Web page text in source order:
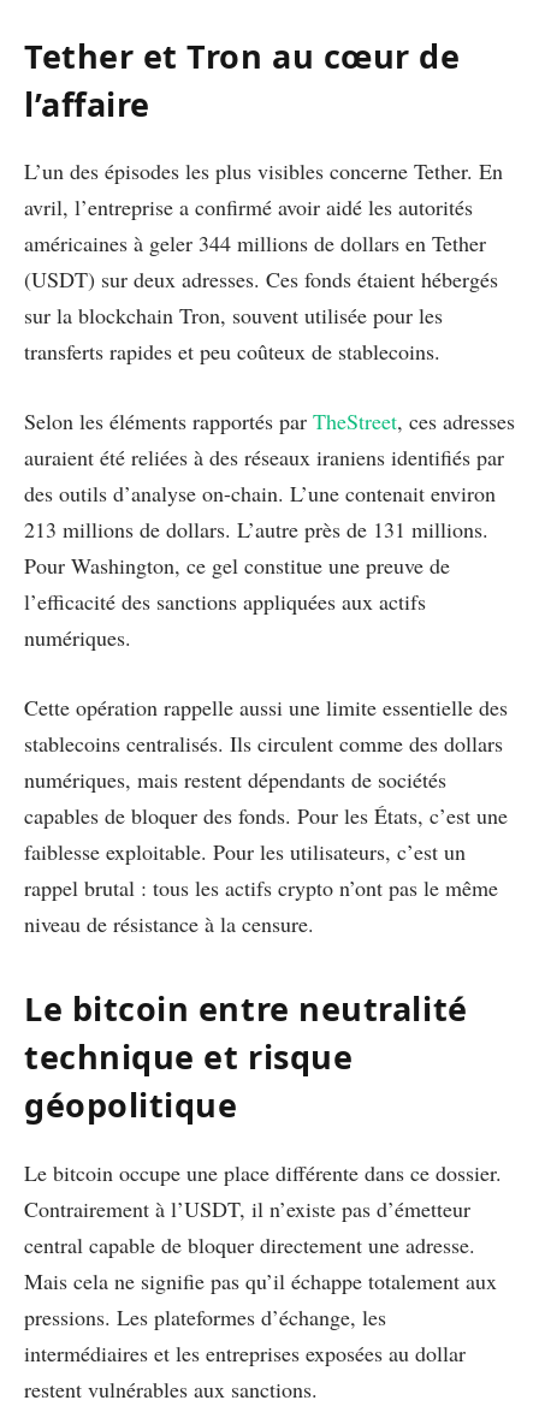
Tether et Tron au cœur de
l’affaire
L’un des épisodes les plus visibles concerne Tether. En
avril, l’entreprise a confirmé avoir aidé les autorités
américaines à geler 344 millions de dollars en Tether
(USDT) sur deux adresses. Ces fonds étaient hébergés
sur la blockchain Tron, souvent utilisée pour les
transferts rapides et peu coûteux de stablecoins.
Selon les éléments rapportés par TheStreet, ces adresses
auraient été reliées à des réseaux iraniens identifiés par
des outils d’analyse on-chain. L’une contenait environ
213 millions de dollars. L’autre près de 131 millions.
Pour Washington, ce gel constitue une preuve de
l’efficacité des sanctions appliquées aux actifs
numériques.
Cette opération rappelle aussi une limite essentielle des
stablecoins centralisés. Ils circulent comme des dollars
numériques, mais restent dépendants de sociétés
capables de bloquer des fonds. Pour les États, c’est une
faiblesse exploitable. Pour les utilisateurs, c’est un
rappel brutal : tous les actifs crypto n’ont pas le même
niveau de résistance à la censure.
Le bitcoin entre neutralité
technique et risque
géopolitique
Le bitcoin occupe une place différente dans ce dossier.
Contrairement à l’USDT, il n’existe pas d’émetteur
central capable de bloquer directement une adresse.
Mais cela ne signifie pas qu’il échappe totalement aux
pressions. Les plateformes d’échange, les
intermédiaires et les entreprises exposées au dollar
restent vulnérables aux sanctions.